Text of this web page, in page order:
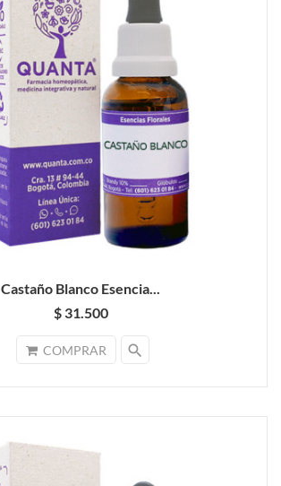
Castaño Blanco Esencia...
$ 31.500
COMPRAR search